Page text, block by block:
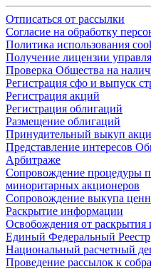
Отписаться от рассылки
Согласие на обработку
Политика использования
Получение лицензии
Проверка Общества на
Регистрация сфо и выпуск
Регистрация акций
Регистрация облигаций
Размещение облигаций
Принудительный выкуп
Представление интересов
Арбитраже
Сопровождение процедуры
миноритарных акционеров
Сопровождение выкупа
Раскрытие информации
Освобождения от
Единый Федеральный Реестр
Национальный расчетный
Проведение рассылок к